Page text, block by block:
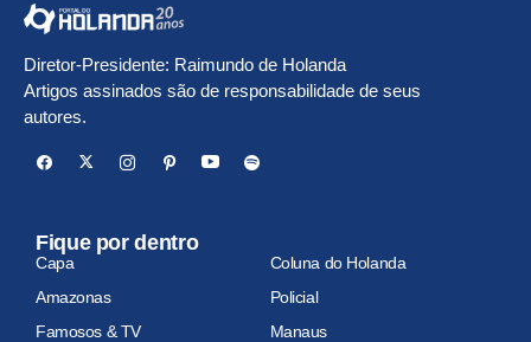
Diretor-Presidente: Raimundo de Holanda
Artigos assinados são de responsabilidade de seus
autores.
Fique por dentro
Capa
Coluna do Holanda
Amazonas
Policial
Famosos & TV
Manaus